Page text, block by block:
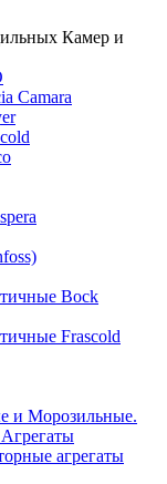
Камер и
Camara
Bock
Frascold
и Морозильные.
агрегаты